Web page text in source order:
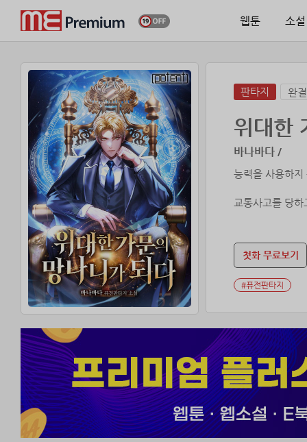
웹툰 소설
판타지 완결
위대한
바나바다 /
능력을 사용하
교통사고를 당
“도련님, 슬슬
평소 즐겨 읽던
마법명가 텔투
첫화 무료보기
#퓨전판타지